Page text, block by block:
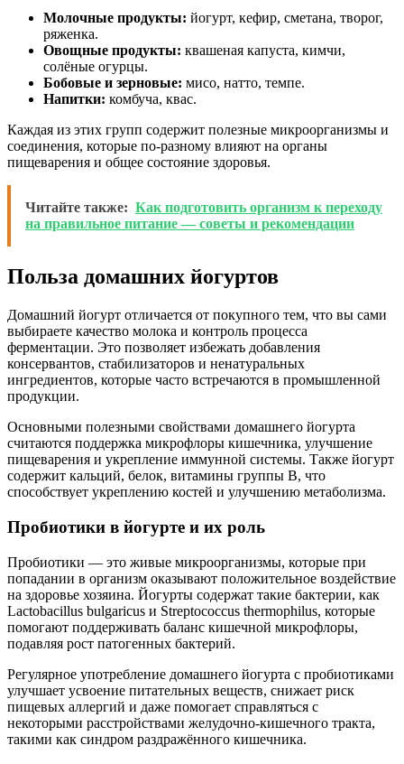
Молочные продукты: йогурт, кефир, сметана, творог,
ряженка.
Овощные продукты: квашеная капуста, кимчи,
солёные огурцы.
Бобовые и зерновые: мисо, натто, темпе.
Напитки: комбуча, квас.
Каждая из этих групп содержит полезные микроорганизмы и
соединения, которые по-разному влияют на органы
пищеварения и общее состояние здоровья.
Читайте также: Как подготовить организм к переходу
на правильное питание — советы и рекомендации
Польза домашних йогуртов
Домашний йогурт отличается от покупного тем, что вы сами
выбираете качество молока и контроль процесса
ферментации. Это позволяет избежать добавления
консервантов, стабилизаторов и ненатуральных
ингредиентов, которые часто встречаются в промышленной
продукции.
Основными полезными свойствами домашнего йогурта
считаются поддержка микрофлоры кишечника, улучшение
пищеварения и укрепление иммунной системы. Также йогурт
содержит кальций, белок, витамины группы В, что
способствует укреплению костей и улучшению метаболизма.
Пробиотики в йогурте и их роль
Пробиотики — это живые микроорганизмы, которые при
попадании в организм оказывают положительное воздействие
на здоровье хозяина. Йогурты содержат такие бактерии, как
Lactobacillus bulgaricus и Streptococcus thermophilus, которые
помогают поддерживать баланс кишечной микрофлоры,
подавляя рост патогенных бактерий.
Регулярное употребление домашнего йогурта с пробиотиками
улучшает усвоение питательных веществ, снижает риск
пищевых аллергий и даже помогает справляться с
некоторыми расстройствами желудочно-кишечного тракта,
такими как синдром раздражённого кишечника.